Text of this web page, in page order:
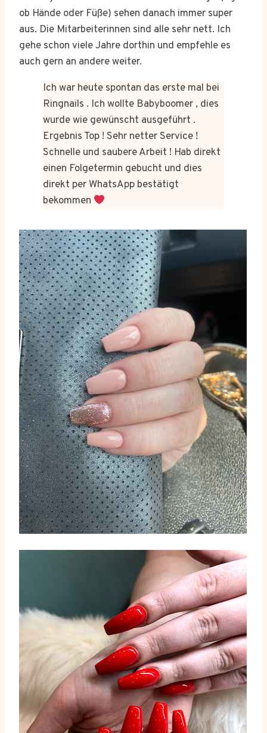
ob Hände oder Füße) sehen danach immer super
aus. Die Mitarbeiterinnen sind alle sehr nett. Ich
gehe schon viele Jahre dorthin und empfehle es
auch gern an andere weiter.
Ich war heute spontan das erste mal bei
Ringnails . Ich wollte Babyboomer , dies
wurde wie gewünscht ausgeführt .
Ergebnis Top ! Sehr netter Service !
Schnelle und saubere Arbeit ! Hab direkt
einen Folgetermin gebucht und dies
direkt per WhatsApp bestätigt
bekommen